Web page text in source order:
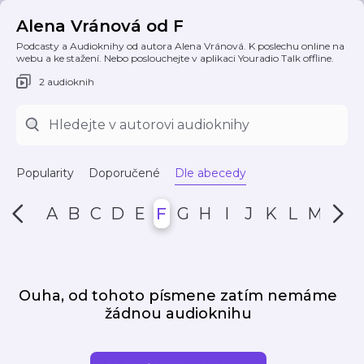
Alena Vránová od F
Podcasty a Audioknihy od autora Alena Vránová. K poslechu online na
webu a ke stažení. Nebo poslouchejte v aplikaci Youradio Talk offline.
2 audioknih
Popularity Doporučené Dle abecedy
A B C D E F G H I J K L M N
Ouha, od tohoto písmene zatím nemáme
žádnou audioknihu